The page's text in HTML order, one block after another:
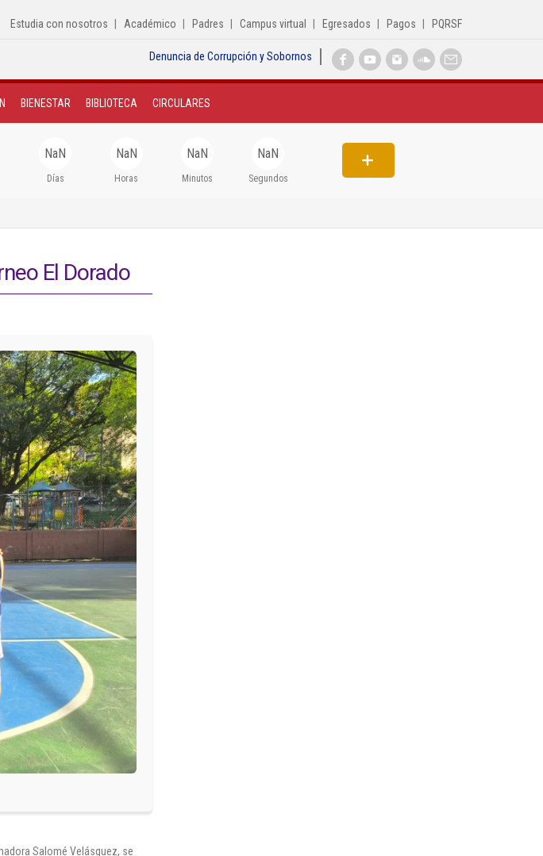
Estudia con nosotros Académico Padres Campus virtual Egresados Pagos PQRSF
Denuncia de Corrupción y Sobornos
BIENESTAR BIBLIOTECA CIRCULARES
NaN
Días
NaN
Horas
NaN
Minutos
NaN
Segundos
El Dorado
Salomé Velásquez, se
Egresados
Formación